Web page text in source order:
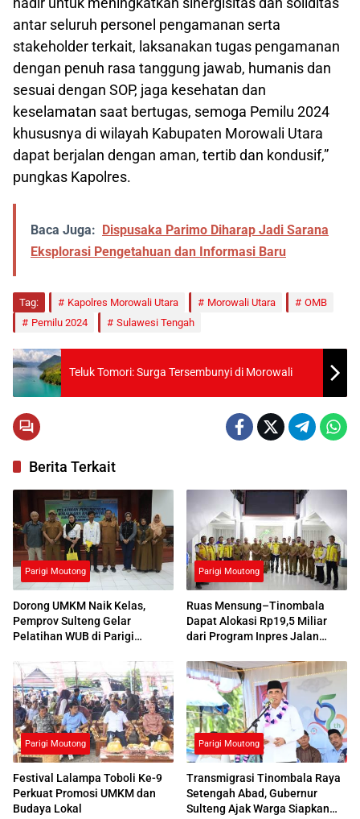
antar seluruh personel pengamanan serta
stakeholder terkait, laksanakan tugas pengamanan
dengan penuh rasa tanggung jawab, humanis dan
sesuai dengan SOP, jaga kesehatan dan
keselamatan saat bertugas, semoga Pemilu 2024
khususnya di wilayah Kabupaten Morowali Utara
dapat berjalan dengan aman, tertib dan kondusif,”
pungkas Kapolres.
Baca Juga: Dispusaka Parimo Diharap Jadi Sarana
Eksplorasi Pengetahuan dan Informasi Baru
Tag: Kapolres Morowali Utara Morowali Utara
OMB
Pemilu 2024
Sulawesi Tengah
Teluk Tomori: Surga Tersembunyi di Morowali
Berita Terkait
Parigi Moutong
Dorong UMKM Naik Kelas,
Pemprov Sulteng Gelar
Pelatihan WUB di Parigi
Parigi Moutong
Ruas Mensung–Tinombala
Dapat Alokasi Rp19,5 Miliar
dari Program Inpres Jalan
Parigi Moutong
Festival Lalampa Toboli Ke-9
Perkuat Promosi UMKM dan
Budaya Lokal
Parigi Moutong
Transmigrasi Tinombala Raya
Setengah Abad, Gubernur
Sulteng Ajak Warga Siapkan